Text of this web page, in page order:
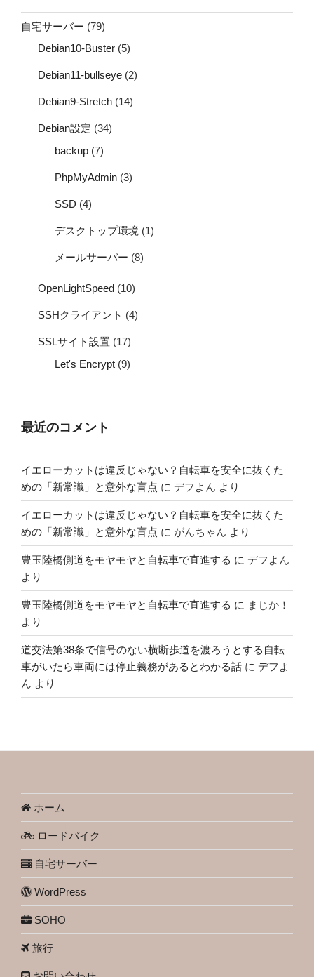
自宅サーバー (79)
Debian10-Buster (5)
Debian11-bullseye (2)
Debian9-Stretch (14)
Debian設定 (34)
backup (7)
PhpMyAdmin (3)
SSD (4)
デスクトップ環境 (1)
メールサーバー (8)
OpenLightSpeed (10)
SSHクライアント (4)
SSLサイト設置 (17)
Let's Encrypt (9)
最近のコメント
イエローカットは違反じゃない？自転車を安全に抜くた
めの「新常識」と意外な盲点 に デフよん より
イエローカットは違反じゃない？自転車を安全に抜くた
めの「新常識」と意外な盲点 に がんちゃん より
豊玉陸橋側道をモヤモヤと自転車で直進する に デフよん
より
豊玉陸橋側道をモヤモヤと自転車で直進する に まじか！
より
道交法第38条で信号のない横断歩道を渡ろうとする自転
車がいたら車両には停止義務があるとわかる話 に デフよ
ん より
ホーム
ロードバイク
自宅サーバー
WordPress
SOHO
旅行